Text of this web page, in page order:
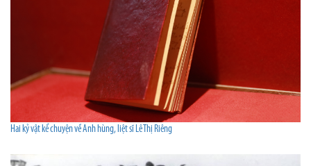
Hai kỷ vật kể chuyện về Anh hùng, liệt sĩ Lê Thị Riêng